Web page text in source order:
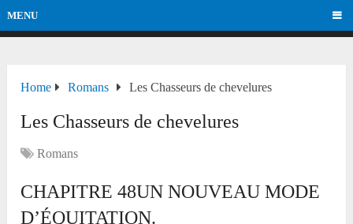
MENU
Home Romans Les Chasseurs de chevelures
Les Chasseurs de chevelures
Romans
CHAPITRE 48UN NOUVEAU MODE
D’ÉQUITATION.